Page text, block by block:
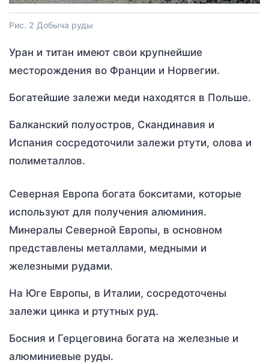
Рис. 2 Добыча руды
Уран и титан имеют свои крупнейшие
месторождения во Франции и Норвегии.
Богатейшие залежи меди находятся в Польше.
Балканский полуостров, Скандинавия и
Испания сосредоточили залежи ртути, олова и
полиметаллов.
Северная Европа богата бокситами, которые
используют для получения алюминия.
Минералы Северной Европы, в основном
представлены металлами, медными и
железными рудами.
На Юге Европы, в Италии, сосредоточены
залежи цинка и ртутных руд.
Босния и Герцеговина богата на железные и
алюминиевые руды.